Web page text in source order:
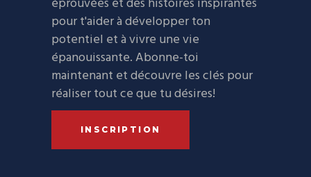
pour t'aider à développer ton
potentiel et à vivre une vie
épanouissante. Abonne-toi
maintenant et découvre les clés pour
réaliser tout ce que tu désires!
INSCRIPTION